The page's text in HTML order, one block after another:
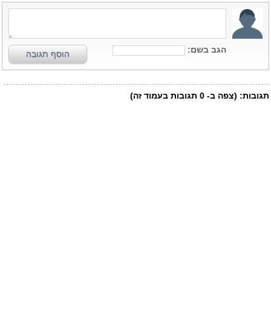
הגב בשם: הוסף תגובה
תגובות: (צפה ב- 0 תגובות בעמוד זה)